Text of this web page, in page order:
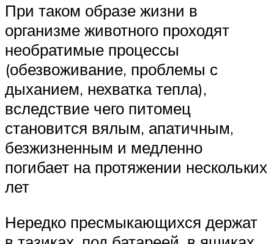
При таком образе жизни в
организме животного проходят
необратимые процессы
(обезвоживание, проблемы с
дыханием, нехватка тепла),
вследствие чего питомец
становится вялым, апатичным,
безжизненным и медленно
погибает на протяжении нескольких
лет
Нередко пресмыкающихся держат